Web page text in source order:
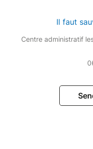
Il faut
Centre administratif